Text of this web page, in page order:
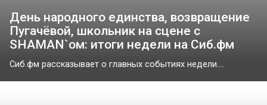
День народного единства, возвращение
Пугачёвой, школьник на сцене с
SHAMAN`ом: итоги недели на Сиб.фм
Сиб.фм рассказывает о главных событиях недели....